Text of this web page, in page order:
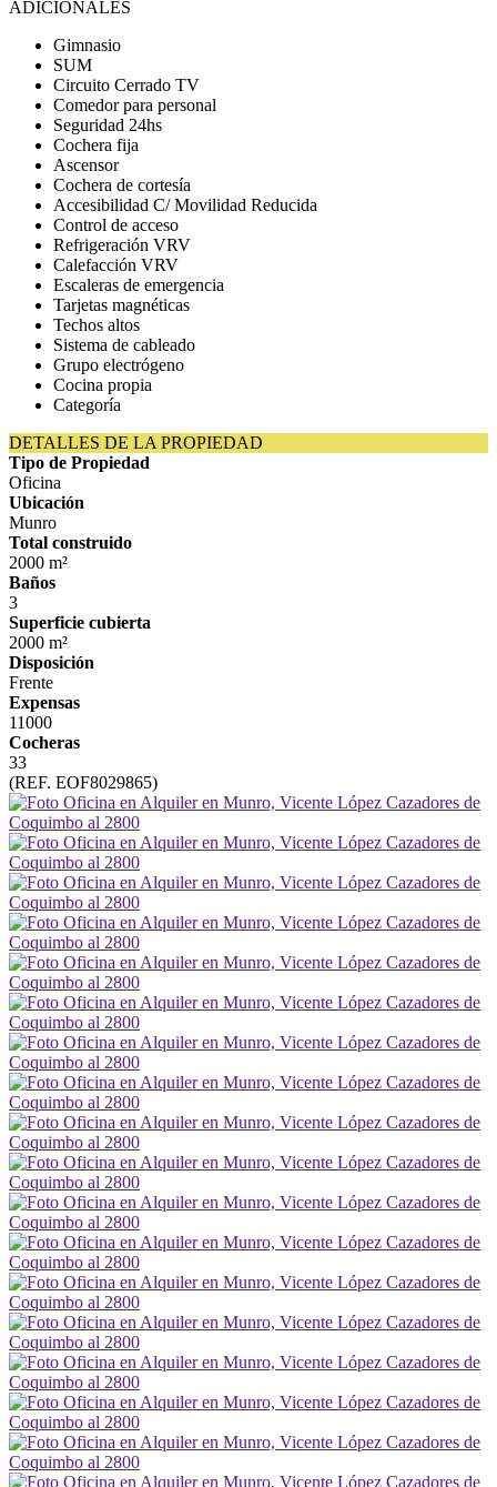
ADICIONALES
Gimnasio
SUM
Circuito Cerrado TV
Comedor para personal
Seguridad 24hs
Cochera fija
Ascensor
Cochera de cortesía
Accesibilidad C/ Movilidad Reducida
Control de acceso
Refrigeración VRV
Calefacción VRV
Escaleras de emergencia
Tarjetas magnéticas
Techos altos
Sistema de cableado
Grupo electrógeno
Cocina propia
Categoría
DETALLES DE LA PROPIEDAD
Tipo de Propiedad
Oficina
Ubicación
Munro
Total construido
2000 m²
Baños
3
Superficie cubierta
2000 m²
Disposición
Frente
Expensas
11000
Cocheras
33
(REF. EOF8029865)